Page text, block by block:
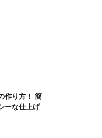
作り方！ 簡
ーな仕上げ